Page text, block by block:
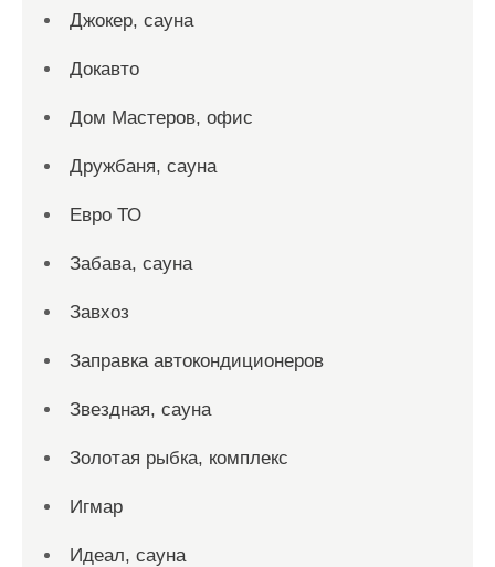
Джокер, сауна
Докавто
Дом Мастеров, офис
Дружбаня, сауна
Евро ТО
Забава, сауна
Завхоз
Заправка автокондиционеров
Звездная, сауна
Золотая рыбка, комплекс
Игмар
Идеал, сауна